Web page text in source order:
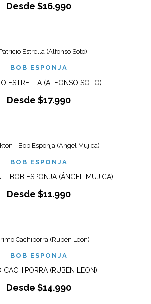
Desde $16.990
BOB ESPONJA
ESTRELLA (ALFONSO SOTO)
Desde $17.990
BOB ESPONJA
– BOB ESPONJA (ÁNGEL MUJICA)
Desde $11.990
BOB ESPONJA
CACHIPORRA (RUBÉN LEON)
Desde $14.990